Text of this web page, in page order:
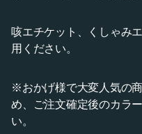
咳エチケット、くしゃみ
用ください。
※おかげ様で大変人気の
め、ご注文確定後のカラ
い。